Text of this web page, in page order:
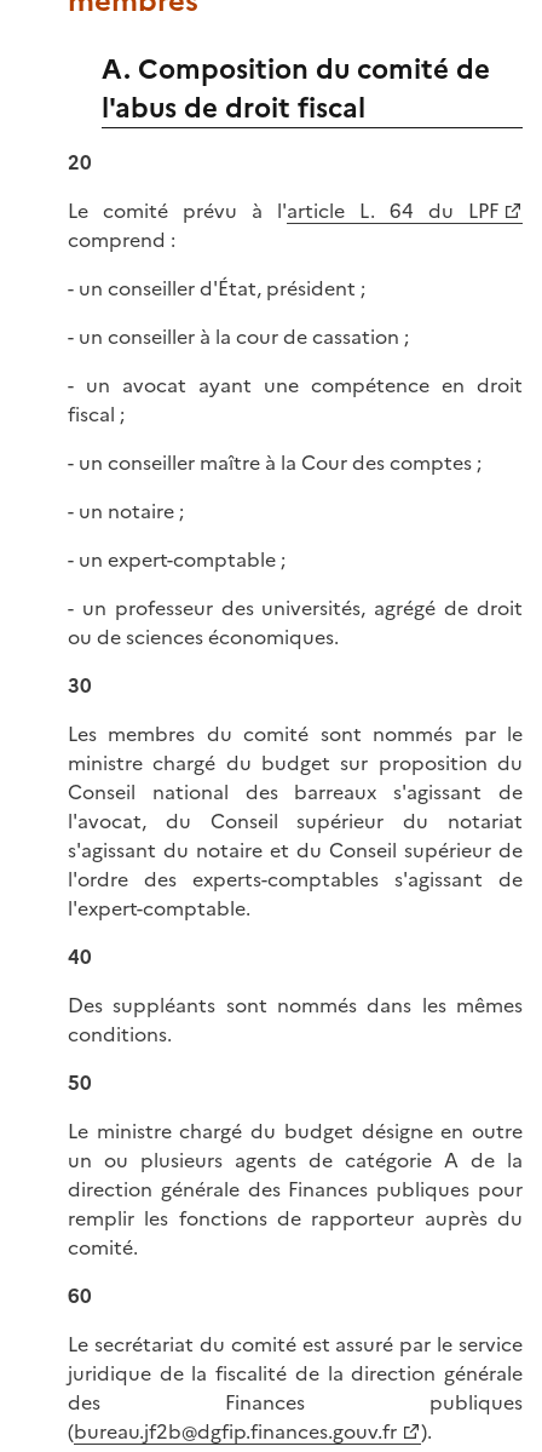
A. Composition du comité de
l'abus de droit fiscal
20
Le comité prévu à l'article L. 64 du LPF
comprend :
- un conseiller d'État, président ;
- un conseiller à la cour de cassation ;
- un avocat ayant une compétence en droit
fiscal ;
- un conseiller maître à la Cour des comptes ;
- un notaire ;
- un expert-comptable ;
- un professeur des universités, agrégé de droit
ou de sciences économiques.
30
Les membres du comité sont nommés par le
ministre chargé du budget sur proposition du
Conseil national des barreaux s'agissant de
l'avocat, du Conseil supérieur du notariat
s'agissant du notaire et du Conseil supérieur de
l'ordre des experts-comptables s'agissant de
l'expert-comptable.
40
Des suppléants sont nommés dans les mêmes
conditions.
50
Le ministre chargé du budget désigne en outre
un ou plusieurs agents de catégorie A de la
direction générale des Finances publiques pour
remplir les fonctions de rapporteur auprès du
comité.
60
Le secrétariat du comité est assuré par le service
juridique de la fiscalité de la direction générale
des Finances publiques
(bureau.jf2b@dgfip.finances.gouv.fr ).